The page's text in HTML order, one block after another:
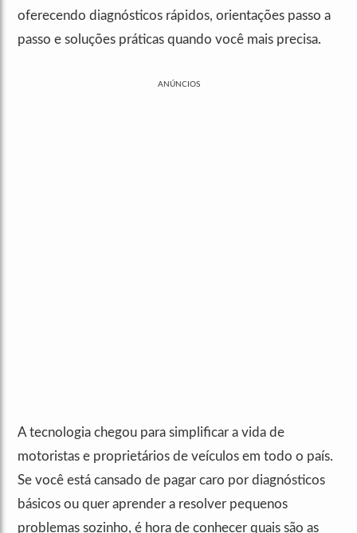
oferecendo diagnósticos rápidos, orientações passo a
passo e soluções práticas quando você mais precisa.
ANÚNCIOS
A tecnologia chegou para simplificar a vida de
motoristas e proprietários de veículos em todo o país.
Se você está cansado de pagar caro por diagnósticos
básicos ou quer aprender a resolver pequenos
problemas sozinho, é hora de conhecer quais são as